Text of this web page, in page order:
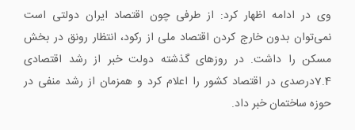
وی در ادامه اظهار کرد: از طرفی چون اقتصاد ایران دولتی است
نمی‌توان بدون خارج کردن اقتصاد ملی از رکود، انتظار رونق در بخش
مسکن را داشت. در روزهای گذشته دولت خبر از رشد اقتصادی
7.4درصدی در اقتصاد کشور را اعلام کرد و همزمان از رشد منفی در
حوزه ساختمان خبر داد.